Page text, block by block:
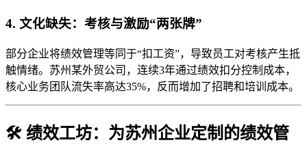
4. 文化缺失：考核与激励“两张牌”
部分企业将绩效管理等同于“扣工资”，导致员工对考核产生抵
触情绪。苏州某外贸公司，连续3年通过绩效扣分控制成本，
核心业务团队流失率高达35%，反而增加了招聘和培训成本。
🛠️ 绩效工坊：为苏州企业定制的绩效管